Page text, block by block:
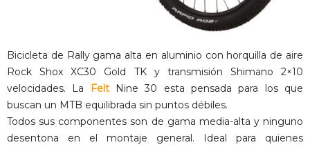
Bicicleta de Rally gama alta en aluminio con horquilla de aire
Rock Shox XC30 Gold TK y transmisión Shimano 2×10
velocidades. La Felt
Nine 30 esta pensada para los que
buscan un MTB equilibrada sin puntos débiles.
Todos sus componentes son de gama media-alta y ninguno
desentona en el montaje general. Ideal para quienes